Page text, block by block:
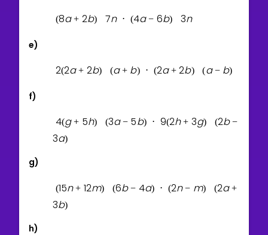
(8a + 2b) 7n ⋅ (4a − 6b) 3n
e)
2(2a + 2b) (a + b) ⋅ (2a + 2b) (a − b)
f)
4(g + 5h) (3a − 5b) ⋅ 9(2h + 3g) (2b −
3a)
g)
(15n + 12m) (6b − 4a) ⋅ (2n − m) (2a +
3b)
h)